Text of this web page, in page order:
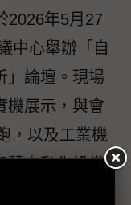
2026年5月27
中心舉辦「自
」論壇。現場
機展示，與會
，以及工業機
慧自動化設備